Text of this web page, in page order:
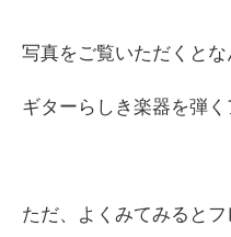
写真をご覧いただくと
ギターらしき楽器を弾
ただ、よくみてみると